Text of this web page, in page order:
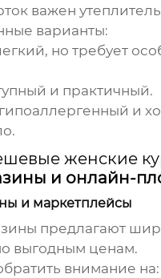
важен
варианты:
но требует
и практичный.
и
женские
и онлайн-
и маркетплейсы
предлагают
выгодным ценам.
внимание на: